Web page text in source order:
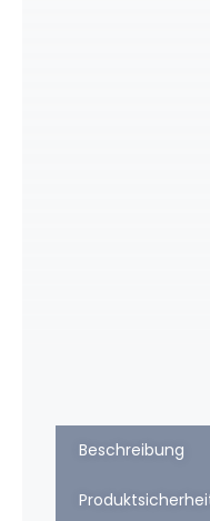
Beschreibung